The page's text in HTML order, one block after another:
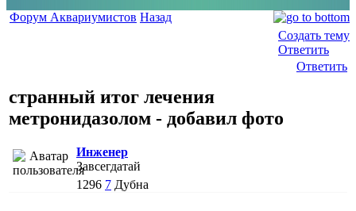
Форум Аквариумистов Назад
Создать тему
Ответить
Ответить
странный итог лечения
метронидазолом - добавил фото
Инженер
Завсегдатай
1296 7 Дубна